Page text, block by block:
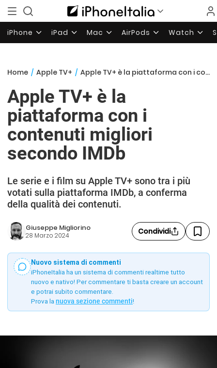
iPhone iPad Mac AirPods Watch
Home / Apple TV+ / Apple TV+ è la piattaforma con i contenuti migliori secondo IMDb
Apple TV+ è la
piattaforma con i
contenuti migliori
secondo IMDb
Le serie e i film su Apple TV+ sono tra i più
votati sulla piattaforma IMDb, a conferma
della qualità dei contenuti.
Giuseppe Migliorino
28 Marzo 2024 Condividi
Nuovo sistema di commenti
iPhoneItalia ha un sistema di commenti realtime tutto
nuovo e nativo! Per commentare ti basta creare un account
e potrai subito commentare.
Prova la nuova sezione commenti!